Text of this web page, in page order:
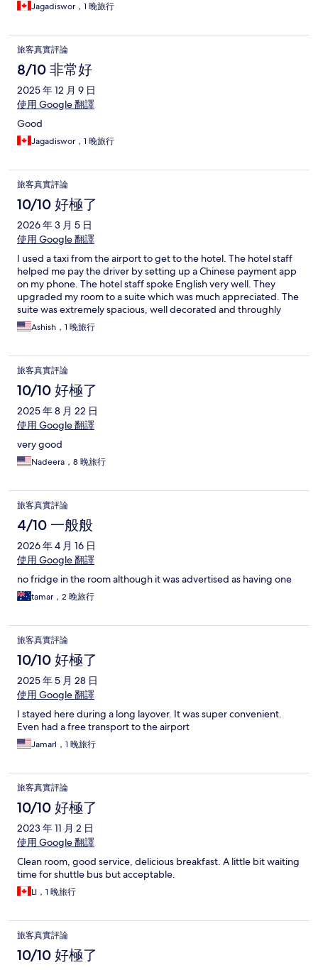
Jagadiswor，1 晚旅行
旅客真實評論
8/10 非常好
2025 年 12 月 9 日
使用 Google 翻譯
Good
Jagadiswor，1 晚旅行
旅客真實評論
10/10 好極了
2026 年 3 月 5 日
使用 Google 翻譯
I used a taxi from the airport to get to the hotel. The hotel staff
helped me pay the driver by setting up a Chinese payment app
on my phone. The hotel staff spoke English very well. They
upgraded my room to a suite which was much appreciated. The
suite was extremely spacious, well decorated and throughly
clean. I was able to utilize the free shuttle bus back to the
airport.
Ashish，1 晚旅行
旅客真實評論
10/10 好極了
2025 年 8 月 22 日
使用 Google 翻譯
very good
Nadeera，8 晚旅行
旅客真實評論
4/10 一般般
2026 年 4 月 16 日
使用 Google 翻譯
no fridge in the room although it was advertised as having one
tamar，2 晚旅行
旅客真實評論
10/10 好極了
2025 年 5 月 28 日
使用 Google 翻譯
I stayed here during a long layover. It was super convenient.
Even had a free transport to the airport
Jamarl，1 晚旅行
旅客真實評論
10/10 好極了
2023 年 11 月 2 日
使用 Google 翻譯
Clean room, good service, delicious breakfast. A little bit waiting
time for shuttle bus but acceptable.
LI，1 晚旅行
旅客真實評論
10/10 好極了